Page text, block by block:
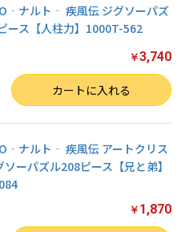
ナルト‐ 疾風伝 ジグソーパズ
ース【人柱力】1000T-562
￥3,740
カートに入れる
ナルト‐ 疾風伝 アートクリス
ソーパズル208ピース【兄と弟】
￥ 1,870